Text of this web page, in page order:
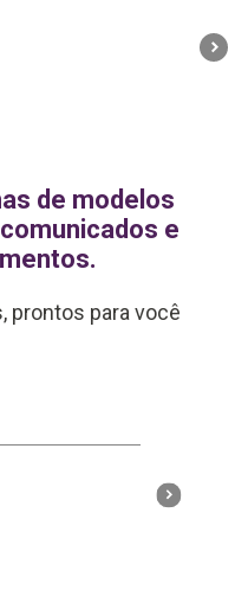
de modelos
e
prontos para você